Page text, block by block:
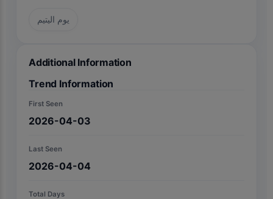
يوم اليتيم
Additional Information
Trend Information
First Seen
2026-04-03
Last Seen
2026-04-04
Total Days